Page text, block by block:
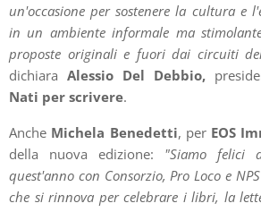
un'occasione per sostenere la cultura e
in un ambiente informale ma
proposte originali e fuori dai circuiti
dichiara Alessio Del Debbio,
Nati per scrivere.
Anche Michela Benedetti, per EOS
della nuova edizione: "Siamo felici
quest'anno con Consorzio, Pro Loco e
che si rinnova per celebrare i libri, la